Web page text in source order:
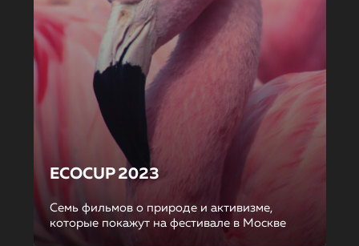
ECOCUP 2023
Семь фильмов о природе и активизме,
которые покажут на фестивале в Москве